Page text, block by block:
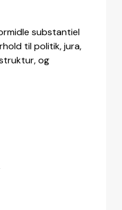
substantiel
til politik, jura,
og